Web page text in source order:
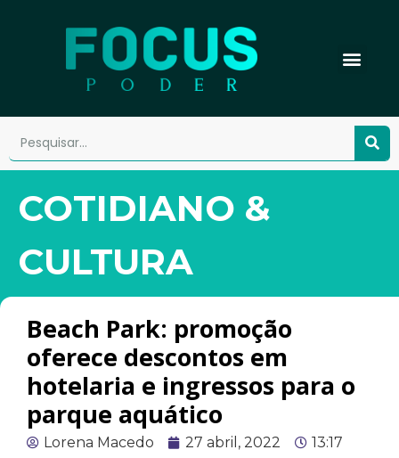
COTIDIANO &
CULTURA
Beach Park: promoção
oferece descontos em
hotelaria e ingressos para o
parque aquático
Lorena Macedo 27 abril, 2022 13:17